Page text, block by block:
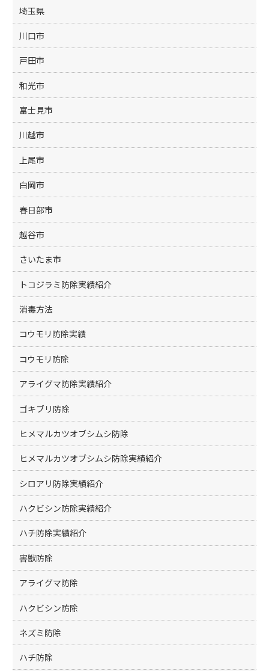
埼玉県
川口市
戸田市
和光市
富士見市
川越市
上尾市
白岡市
春日部市
越谷市
さいたま市
トコジラミ防除実績紹介
消毒方法
コウモリ防除実績
コウモリ防除
アライグマ防除実績紹介
ゴキブリ防除
ヒメマルカツオブシムシ防除
ヒメマルカツオブシムシ防除実績紹介
シロアリ防除実績紹介
ハクビシン防除実績紹介
ハチ防除実績紹介
害獣防除
アライグマ防除
ハクビシン防除
ネズミ防除
ハチ防除